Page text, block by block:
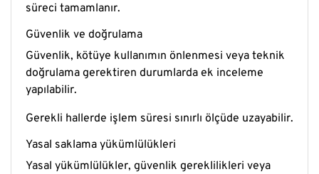
süreci tamamlanır.
Güvenlik ve doğrulama
Güvenlik, kötüye kullanımın önlenmesi veya teknik
doğrulama gerektiren durumlarda ek inceleme
yapılabilir.
Gerekli hallerde işlem süresi sınırlı ölçüde uzayabilir.
Yasal saklama yükümlülükleri
Yasal yükümlülükler, güvenlik gereklilikleri veya